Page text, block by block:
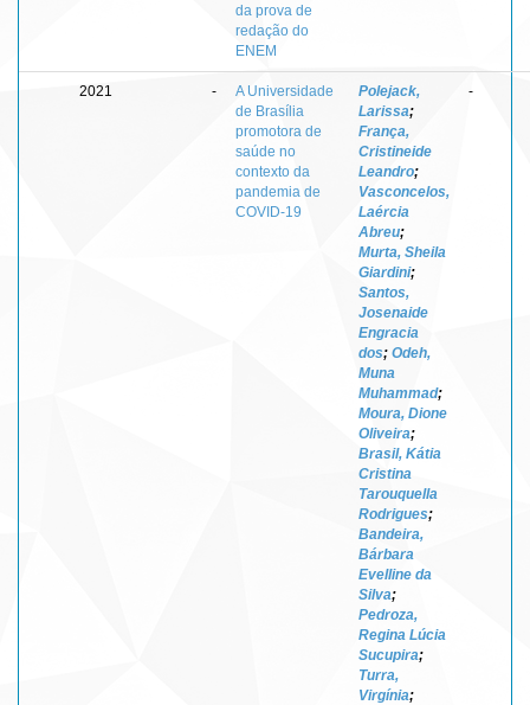
da prova de
redação do
ENEM
2021 -
A Universidade
de Brasília
promotora de
saúde no
contexto da
pandemia de
COVID-19
Polejack,
Larissa;
França,
Cristineide
Leandro;
Vasconcelos,
Laércia
Abreu;
Murta, Sheila
Giardini;
Santos,
Josenaide
Engracia
dos; Odeh,
Muna
Muhammad;
Moura, Dione
Oliveira;
Brasil, Kátia
Cristina
Tarouquella
Rodrigues;
Bandeira,
Bárbara
Evelline da
Silva;
Pedroza,
Regina Lúcia
Sucupira;
Turra,
Virgínia;
-